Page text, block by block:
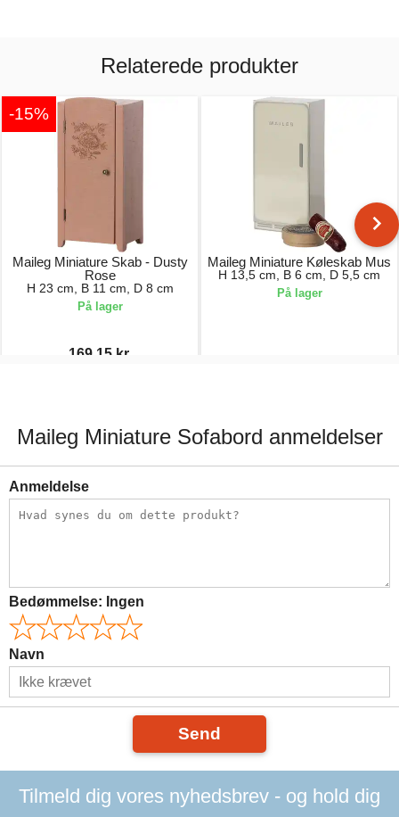
Relaterede produkter
-15%
Maileg Miniature Skab - Dusty
Rose
H 23 cm, B 11 cm, D 8 cm
På lager
169,15 kr.
Maileg Miniature Køleskab Mus
H 13,5 cm, B 6 cm, D 5,5 cm
På lager
Maileg Miniature Sofabord anmeldelser
Anmeldelse
Bedømmelse: Ingen
Navn
Send
Tilmeld dig vores nyhedsbrev - og hold dig